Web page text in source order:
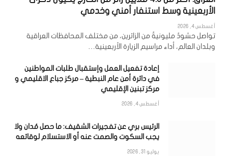
الأربعينية وسط استنفار أمني وخدمي
أغسطس 4, 2026
تواصل حشودٌ مليونيةٌ من الزائرين، من مختلف المحافظات العراقية
وبلدان العالم، أداء مراسيم الزيارة الأربعينية…
إعادة تفعيل العمل وإستقبال طلبات المواطنين
في دائرة أمن عام النبطية – مركز جباع الاقليمي و
مركز تبنين الإقليمي
أغسطس 4, 2026
الرئيس بري عن تفجيرات الشقيف: ما حصل مُدان ولا
يجب السكوت والصمت عنه أو الاستسلام لوقائعه
يوليو 31, 2026